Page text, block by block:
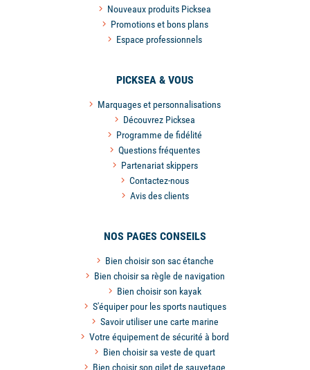
Nouveaux produits Picksea
Promotions et bons plans
Espace professionnels
PICKSEA & VOUS
Marquages et personnalisations
Découvrez Picksea
Programme de fidélité
Questions fréquentes
Partenariat skippers
Contactez-nous
Avis des clients
NOS PAGES CONSEILS
Bien choisir son sac étanche
Bien choisir sa règle de navigation
Bien choisir son kayak
S'équiper pour les sports nautiques
Savoir utiliser une carte marine
Votre équipement de sécurité à bord
Bien choisir sa veste de quart
Bien choisir son gilet de sauvetage